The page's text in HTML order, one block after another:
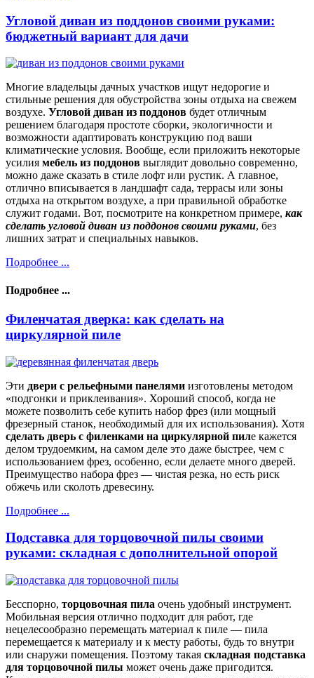
Угловой диван из поддонов своими руками:
бюджетный вариант для дачи
Многие владельцы дачных участков ищут недорогие и
стильные решения для обустройства зоны отдыха на свежем
воздухе. Угловой диван из поддонов будет отличным
решением благодаря простоте сборки, экологичности и
возможности адаптировать конструкцию под ваши
климатические условия. Вообще, если приложить некоторые
усилия мебель из поддонов выглядит довольно современно,
можно даже сказать в стиле лофт или рустик. А главное,
отлично вписывается в ландшафт сада, террасы или зоны
отдыха на открытом воздухе, а при правильной обработке
служит годами. Вот, посмотрите на конкретном примере, как
сделать угловой диван из поддонов своими руками, без
лишних затрат и специальных навыков.
Подробнее ...
Подробнее ...
Филенчатая дверка: как сделать на
циркулярной пиле
Эти двери с рельефными панелями изготовлены методом
«подгонки и приклеивания». Хороший способ, когда не
можете позволить себе купить набор фрез (или мощный
фрезерный станок, необходимый для их использования). Хотя
сделать дверь с филенками на циркулярной пиле кажется
делом трудоемким, на самом деле это даже быстрее, чем с
использованием фрез, особенно, если делаете много дверей.
Преимущество набора фрез — чистая резка, но есть риск
обжечь или сколоть древесину.
Подробнее ...
Подставка для торцовочной пилы своими
руками: складная с дополнительной опорой
Бесспорно, торцовочная пила очень удобный инструмент.
Мобильная версия отлично подходит для работ, где
нецелесообразно перемещать материал к пиле — пила
перемещается к материалу и к месту работы, будь то внутри
или снаружи помещения. Поэтому такая складная подставка
для торцовочной пилы может очень даже пригодится.